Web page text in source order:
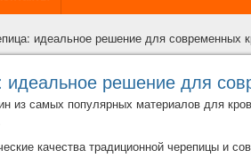
идеальное решение для современных
идеальное решение для
из самых популярных материалов для
качества традиционной черепицы и